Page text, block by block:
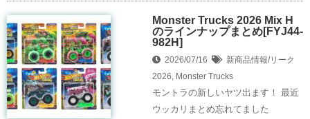
Monster Trucks 2026 Mix H
のラインナップまとめ[FYJ44-
982H]
2026/07/16
新商品情報/リーク
2026, Monster Trucks
モントラの新しいヤツ出ます！ 最近
ウッカリまとめ忘れてました